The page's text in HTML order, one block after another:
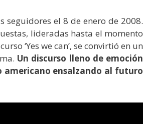
seguidores el 8 de enero de 2008.
lideradas hasta el momento
‘Yes we can’, se convirtió en un
Un discurso lleno de emoción
americano ensalzando al futuro